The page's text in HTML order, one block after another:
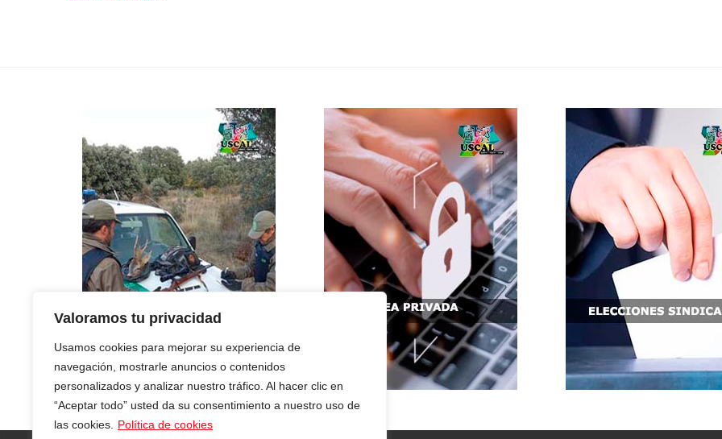
Valoramos tu privacidad
Usamos cookies para mejorar su experiencia de
navegación, mostrarle anuncios o contenidos
personalizados y analizar nuestro tráfico. Al hacer clic en
“Aceptar todo” usted da su consentimiento a nuestro uso de
las cookies.
Política de cookies